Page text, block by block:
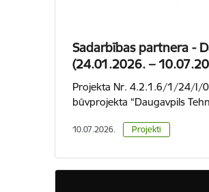
Sadarbības partnera -
(24.01.2026. –
Projekta Nr. 4.2.1.6/1/24/I/
būvprojekta “Daugavpils
10.07.2026. Projekti